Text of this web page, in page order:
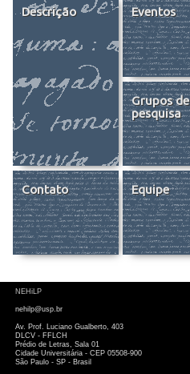
Eventos
Descrição
Grupos de
pesquisa
Contato Equipe
NEHiLP
nehilp@usp.br
Av. Prof. Luciano Gualberto, 403
DLCV - FFLCH
Prédio de Letras, Sala 01
Cidade Universitária - CEP 05508-900
São Paulo - SP - Brasil